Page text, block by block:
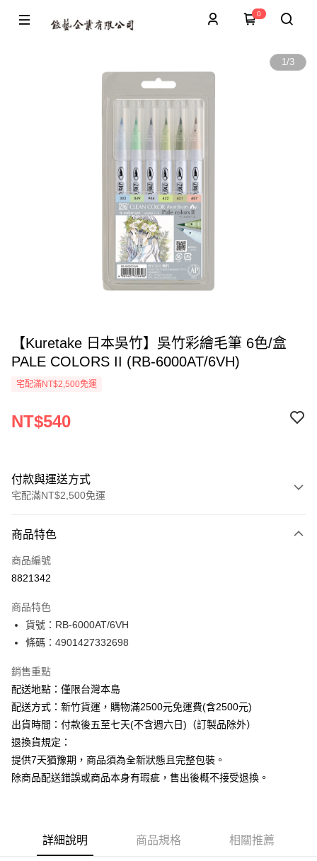
0
1/3
【Kuretake 日本吳竹】吳竹彩繪毛筆 6色/盒
PALE COLORS II (RB-6000AT/6VH)
宅配滿NT$2,500免運
NT$540
付款與運送方式
宅配滿NT$2,500免運
信用卡一次付款
Apple Pay
悠遊付
ATM付款
運送方式
下單前請先詢問庫存
每筆NT$130，滿NT$2,500(含以上)免運費
商品特色
商品編號
8821342
商品特色
貨號：RB-6000AT/6VH
條碼：4901427332698
銷售重點
配送地點：僅限台灣本島
配送方式：新竹貨運，購物滿2500元免運費(含2500元)
出貨時間：付款後五至七天(不含週六日)（訂製品除外）
退換貨規定：
提供7天猶豫期，商品須為全新狀態且完整包裝。
除商品配送錯誤或商品本身有瑕疵，售出後概不接受退換。
詳細說明 商品規格 相關推薦